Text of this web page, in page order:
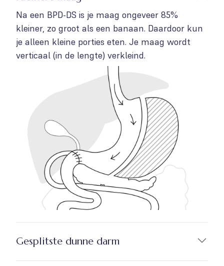
Na een BPD-DS is je maag ongeveer 85%
kleiner, zo groot als een banaan. Daardoor kun
je alleen kleine porties eten. Je maag wordt
verticaal (in de lengte) verkleind.
Gesplitste dunne darm